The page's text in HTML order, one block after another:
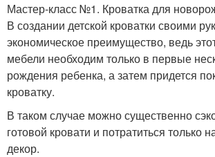
Мастер-класс №1. Кроватка для
В создании детской кроватки своими
экономическое преимущество, ведь
мебели необходим только в первые
рождения ребенка, а затем придется
кроватку.
В таком случае можно существенно
готовой кровати и потратиться только
декор.